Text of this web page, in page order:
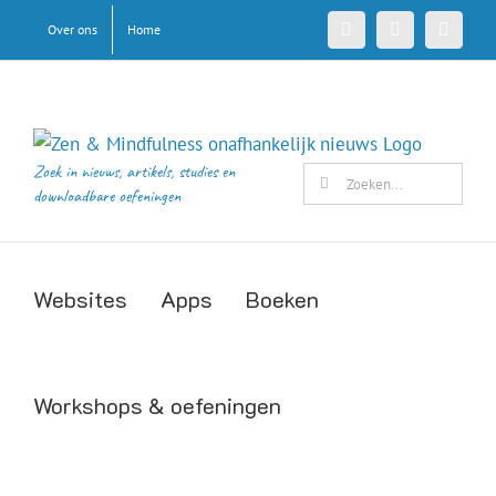
Over ons Home
Zoek in nieuws, artikels, studies en
downloadbare oefeningen
Zoeken
naar:
Websites Apps Boeken
Workshops & oefeningen